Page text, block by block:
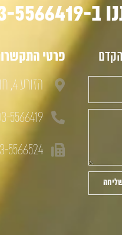
פרטי
הזורע 4, חולון, 58833
5566419
5566524